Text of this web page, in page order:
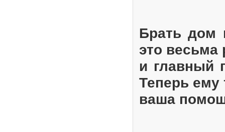
Брать дом
это весьма
и главный
Теперь ему
ваша